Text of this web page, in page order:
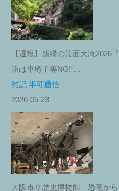
【遅報】新緑の箕面大滝2026
路は車椅子等NG‼︎…
雑記 半可通信
2026-05-23
大阪市立歴史博物館「恐竜から